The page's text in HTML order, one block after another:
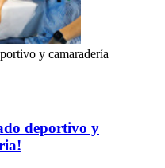
y camaradería
deportivo y